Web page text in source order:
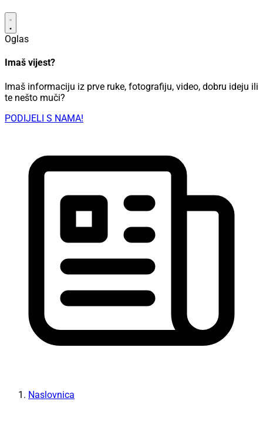
Oglas
Imaš vijest?
Imaš informaciju iz prve ruke, fotografiju, video, dobru ideju ili
te nešto muči?
PODIJELI S NAMA!
Naslovnica